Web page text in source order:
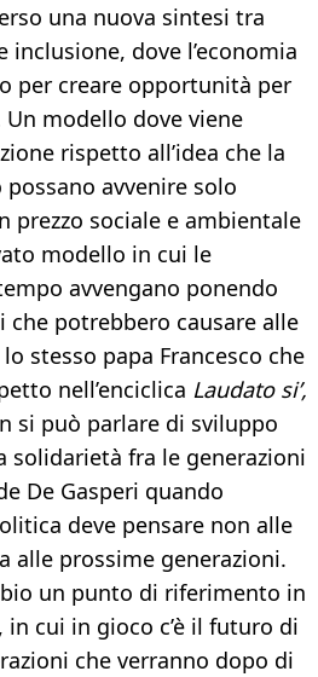
una nuova sintesi tra
dove l’economia
per creare opportunità per
modello dove viene
rispetto all’idea che la
avvenire solo
prezzo sociale e ambientale
modello in cui le
avvengano ponendo
potrebbero causare alle
stesso papa Francesco che
nell’enciclica Laudato si’,
si può parlare di sviluppo
solidarietà fra le generazioni
De Gasperi quando
deve pensare non alle
alle prossime generazioni.
un punto di riferimento in
cui in gioco c’è il futuro di
che verranno dopo di